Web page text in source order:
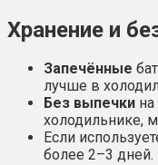
Хранение и
Запечённые
лучше в
Без выпечки
холодильнике,
Если
более 2–3 дней.